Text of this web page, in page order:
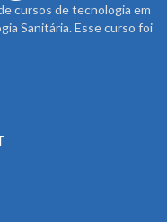
cursos de tecnologia em
Sanitária. Esse curso foi